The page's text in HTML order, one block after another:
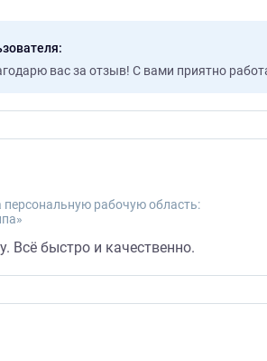
вас за отзыв! С вами приятно
персональную рабочую область:
Всё быстро и качественно.